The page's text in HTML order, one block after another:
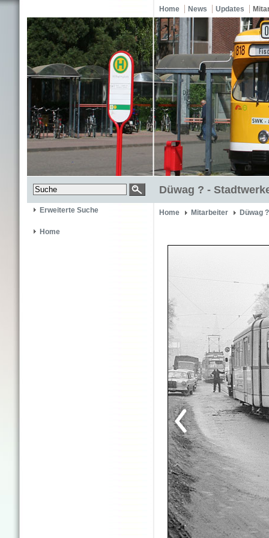
Home News Updates
Düwag ? -
Erweiterte Suche
Home
Home Mitarbeiter Düwag ?